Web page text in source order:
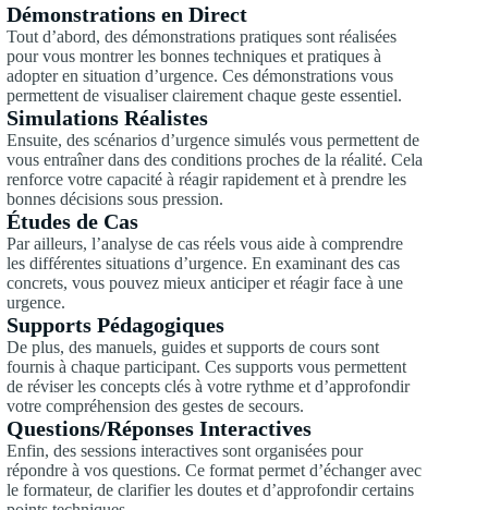
Démonstrations en Direct
Tout d’abord, des démonstrations pratiques sont réalisées
pour vous montrer les bonnes techniques et pratiques à
adopter en situation d’urgence. Ces démonstrations vous
permettent de visualiser clairement chaque geste essentiel.
Simulations Réalistes
Ensuite, des scénarios d’urgence simulés vous permettent de
vous entraîner dans des conditions proches de la réalité. Cela
renforce votre capacité à réagir rapidement et à prendre les
bonnes décisions sous pression.
Études de Cas
Par ailleurs, l’analyse de cas réels vous aide à comprendre
les différentes situations d’urgence. En examinant des cas
concrets, vous pouvez mieux anticiper et réagir face à une
urgence.
Supports Pédagogiques
De plus, des manuels, guides et supports de cours sont
fournis à chaque participant. Ces supports vous permettent
de réviser les concepts clés à votre rythme et d’approfondir
votre compréhension des gestes de secours.
Questions/Réponses Interactives
Enfin, des sessions interactives sont organisées pour
répondre à vos questions. Ce format permet d’échanger avec
le formateur, de clarifier les doutes et d’approfondir certains